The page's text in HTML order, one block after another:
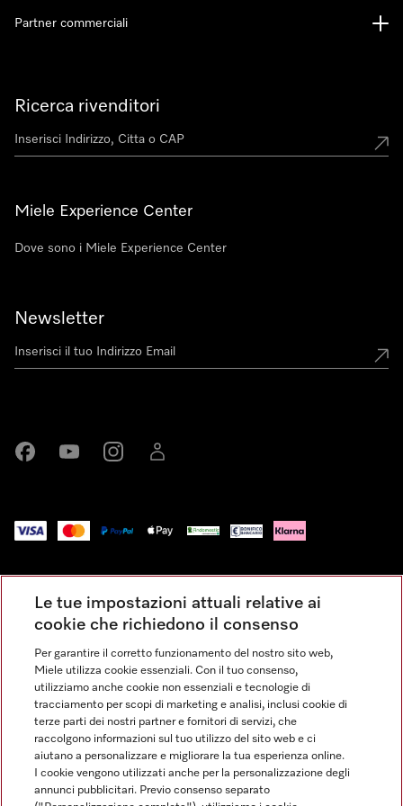
Ricerca rivenditori
Miele Experience Center
Dove sono i Miele Experience Center
Newsletter
Partner commerciali
Condizioni Generali di Vendita
Privacy
Condizioni di Utilizzo
Dichiarazione di Accessibilità
Modulo di recesso
Legge sui servizi digitali
Impostazioni dei cookie
Le tue impostazioni attuali relative ai
cookie che richiedono il consenso
Per garantire il corretto funzionamento del nostro sito web,
Miele utilizza cookie essenziali. Con il tuo consenso,
utilizziamo anche cookie non essenziali e tecnologie di
tracciamento per scopi di marketing e analisi, inclusi cookie di
terze parti dei nostri partner e fornitori di servizi, che
raccolgono informazioni sul tuo utilizzo del sito web e ci
aiutano a personalizzare e migliorare la tua esperienza online.
I cookie vengono utilizzati anche per la personalizzazione degli
annunci pubblicitari. Previo consenso separato